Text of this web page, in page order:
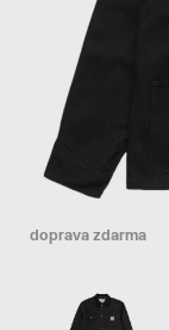
doprava zdarma